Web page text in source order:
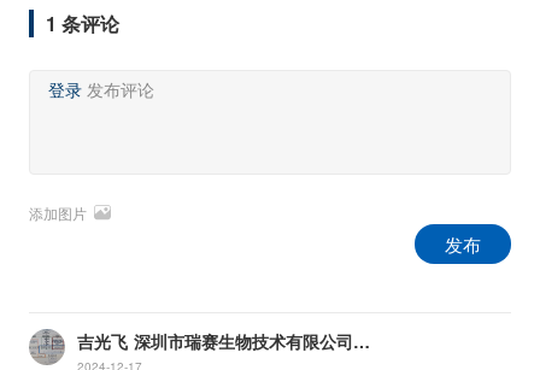
1 条评论
登录 发布评论
添加图片
发布
吉光飞 深圳市瑞赛生物技术有限公司 -
2024-12-17